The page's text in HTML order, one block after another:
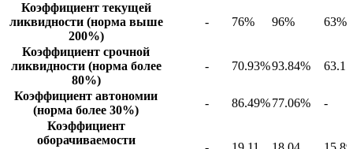
Коэффициент текущей
ликвидности (норма выше
200%)
- 76% 96% 63%
Коэффициент срочной
ликвидности (норма более
80%)
- 70.93%93.84%
Коэффициент автономии
(норма более 30%)
- 86.49%77.06%
-
Коэффициент
оборачиваемости